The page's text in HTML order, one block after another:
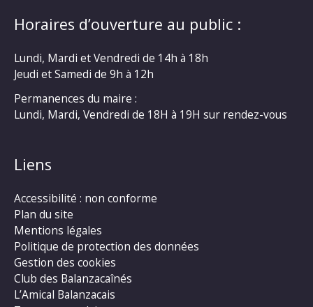
Horaires d’ouverture au public :
Lundi, Mardi et Vendredi de 14h à 18h
Jeudi et Samedi de 9h à 12h
Permanences du maire :
Lundi, Mardi, Vendredi de 18H à 19H sur rendez-vous
Liens
Accessibilité : non conforme
Plan du site
Mentions légales
Politique de protection des données
Gestion des cookies
Club des Balanzacaînés
L’Amical Balanzacais